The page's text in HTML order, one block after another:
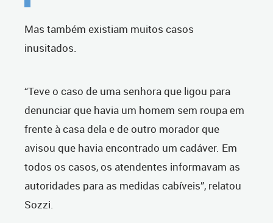
Mas também existiam muitos casos
inusitados.
“Teve o caso de uma senhora que ligou para
denunciar que havia um homem sem roupa em
frente à casa dela e de outro morador que
avisou que havia encontrado um cadáver. Em
todos os casos, os atendentes informavam as
autoridades para as medidas cabíveis”, relatou
Sozzi.